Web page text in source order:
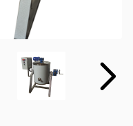
Вперёд